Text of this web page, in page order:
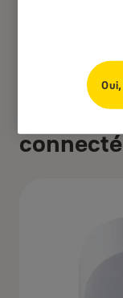
Serrure